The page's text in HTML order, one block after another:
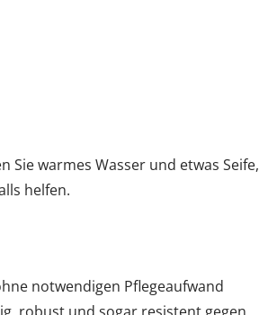
Sie warmes Wasser und etwas Seife,
helfen.
notwendigen Pflegeaufwand